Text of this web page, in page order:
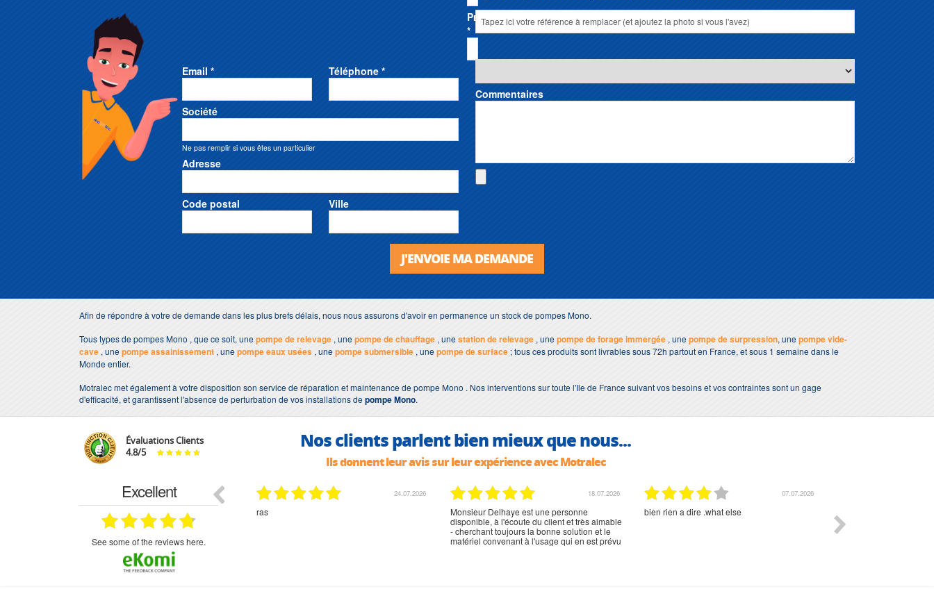
Prénom
*
Email * Téléphone *
Société
Ne pas remplir si vous êtes un particulier
Adresse
Code postal Ville
Commentaires
J'ENVOIE MA DEMANDE
Afin de répondre à votre de demande dans les plus brefs délais, nous nous assurons d'avoir en permanence un stock de pompes Mono.
Tous types de pompes Mono , que ce soit, unepompe de relevage , unepompe de chauffage , unestation de relevage , unepompe de forage immergée , unepompe de surpression, unepompe vide-
cave , unepompe assainissement , unepompe eaux usées , unepompe submersible , unepompe de surface ; tous ces produits sont livrables sous 72h partout en France, et sous 1 semaine dans le
Monde entier.
Motralec met également à votre disposition son service de réparation et maintenance de pompe Mono . Nos interventions sur toute l'Ile de France suivant vos besoins et vos contraintes sont un gage
d'efficacité, et garantissent l'absence de perturbation de vos installations depompe Mono.
Évaluations Clients
4.8/5 Nos clients parlent bien mieux que nous...
Ils donnent leur avis sur leur expérience avec Motralec
Excellent
see some of the reviews here.
29.03.2026
bonjour commande pompe puit malgré un
appel en dehors des heures d ouverture votre
commercial a géré ma demande le devis reçu
immédiatement un fois le paiement effectue la
commande a été valider l envoi a été un peu
long mais dans l ensemble très satisfait
24.07.2026
ras
18.07.2026
Monsieur Delhaye est une personne
disponible, à l'écoute du client et très aimable
- cherchant toujours la bonne solution et le
matériel convenant à l'usage qui en est prévu
07.07.2026
bien rien a dire .what else